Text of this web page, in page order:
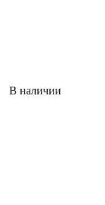
В наличии